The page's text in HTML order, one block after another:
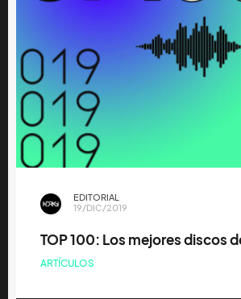
EDITORIAL
19/DIC/2019
TOP 100: Los mejores discos
ARTÍCULOS